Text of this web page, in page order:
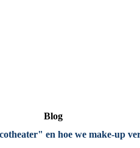
Blog
en hoe we make-up